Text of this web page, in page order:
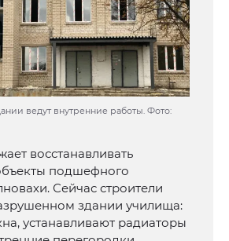
ведут внутренние работы. Фото:
восстанавливать
подшефного
Сейчас строители
здании училища:
устанавливают радиаторы